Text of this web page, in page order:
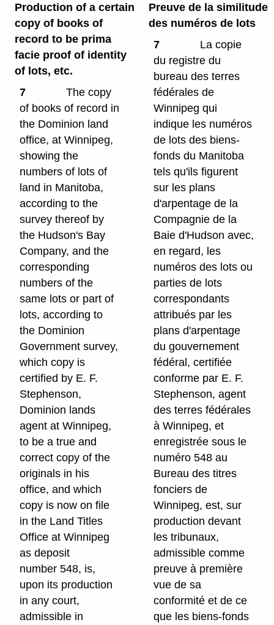
Production of a certain
copy of books of
record to be prima
facie proof of identity
of lots, etc.
7
The copy
of books of record in
the Dominion land
office, at Winnipeg,
showing the
numbers of lots of
land in Manitoba,
according to the
survey thereof by
the Hudson's Bay
Company, and the
corresponding
numbers of the
same lots or part of
lots, according to
the Dominion
Government survey,
which copy is
certified by E. F.
Stephenson,
Dominion lands
agent at Winnipeg,
to be a true and
correct copy of the
originals in his
office, and which
copy is now on file
in the Land Titles
Office at Winnipeg
as deposit
number 548, is,
upon its production
in any court,
admissible in
Preuve de la similitude
des numéros de lots
7
La copie
du registre du
bureau des terres
fédérales de
Winnipeg qui
indique les numéros
de lots des biens-
fonds du Manitoba
tels qu'ils figurent
sur les plans
d'arpentage de la
Compagnie de la
Baie d'Hudson avec,
en regard, les
numéros des lots ou
parties de lots
correspondants
attribués par les
plans d'arpentage
du gouvernement
fédéral, certifiée
conforme par E. F.
Stephenson, agent
des terres fédérales
à Winnipeg, et
enregistrée sous le
numéro 548 au
Bureau des titres
fonciers de
Winnipeg, est, sur
production devant
les tribunaux,
admissible comme
preuve à première
vue de sa
conformité et de ce
que les biens-fonds